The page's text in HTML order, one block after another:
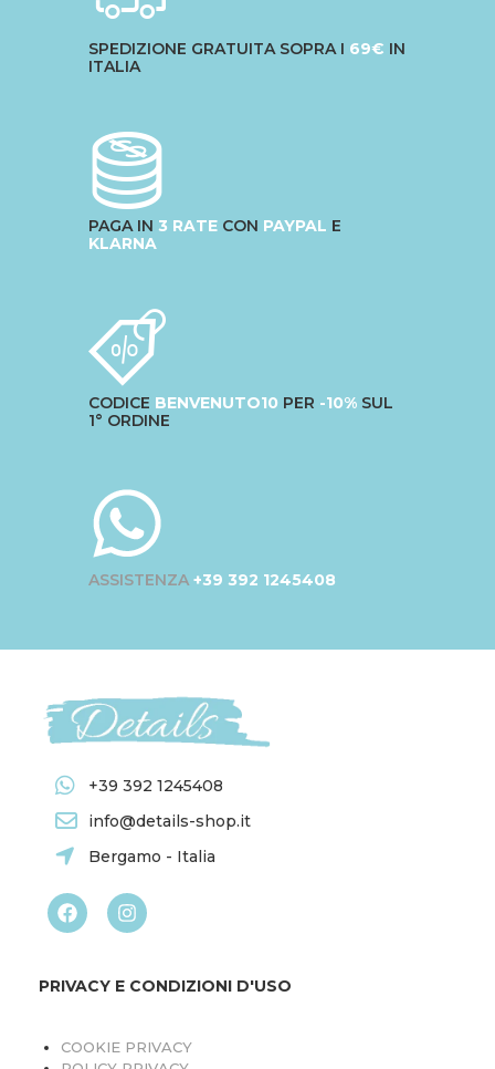
SPEDIZIONE GRATUITA SOPRA I 69€ IN
ITALIA
PAGA IN 3 RATE CON PAYPAL E
KLARNA
CODICE BENVENUTO10 PER -10% SUL
1° ORDINE
ASSISTENZA +39 392 1245408
+39 392 1245408
info@details-shop.it
Bergamo - Italia
PRIVACY E CONDIZIONI D'USO
COOKIE PRIVACY